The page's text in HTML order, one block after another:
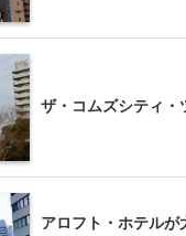
ザ・コムズシティ・
アロフト・ホテル